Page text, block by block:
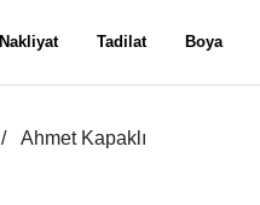
Nakliyat Tadilat Boya
Ahmet Kapaklı